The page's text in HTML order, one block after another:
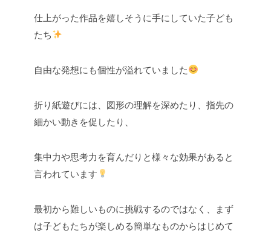
仕上がった作品を嬉しそうに手にしていた子ども
たち
自由な発想にも個性が溢れていました
折り紙遊びには、図形の理解を深めたり、指先の
細かい動きを促したり、
集中力や思考力を育んだりと様々な効果があると
言われています
最初から難しいものに挑戦するのではなく、まず
は子どもたちが楽しめる簡単なものからはじめて